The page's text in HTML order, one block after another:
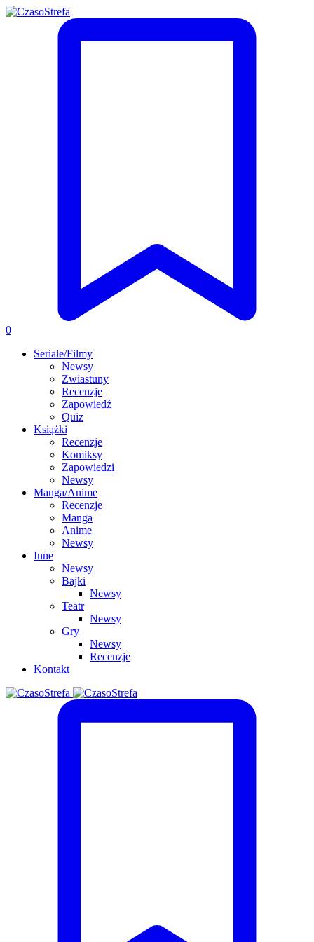
0
Seriale/Filmy
Newsy
Zwiastuny
Recenzje
Zapowiedź
Quiz
Książki
Recenzje
Komiksy
Zapowiedzi
Newsy
Manga/Anime
Recenzje
Manga
Anime
Newsy
Inne
Newsy
Bajki
Newsy
Teatr
Newsy
Gry
Newsy
Recenzje
Kontakt